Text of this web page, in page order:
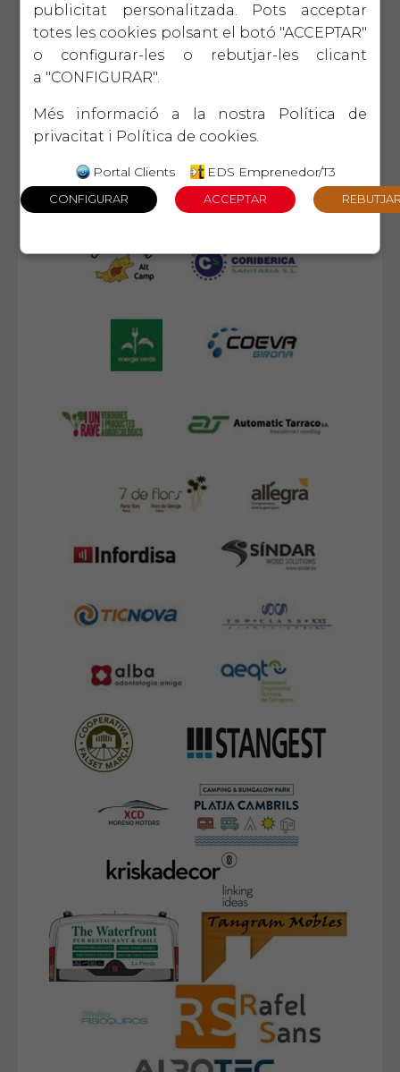
publicitat personalitzada. Pots acceptar
totes les cookies polsant el botó "ACCEPTAR"
o configurar-les o rebutjar-les clicant
a "CONFIGURAR".
Més informació a la nostra
Política de
privacitat i Política de cookies.
Portal Clients EDS Emprenedor/T3